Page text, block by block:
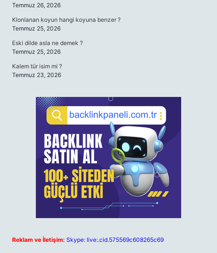
Temmuz 26, 2026
Klonlanan koyun hangi koyuna benzer ?
Temmuz 25, 2026
Eski dilde asla ne demek ?
Temmuz 25, 2026
Kalem tür isim mi ?
Temmuz 23, 2026
Reklam ve İletişim: Skype: live:.cid.575569c608265c69